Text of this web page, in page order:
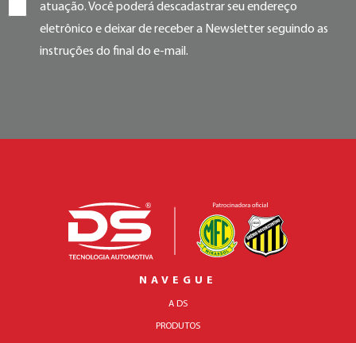
atuação. Você poderá descadastrar seu endereço
eletrônico e deixar de receber a Newsletter seguindo as
instruções do final do e-mail.
NAVEGUE
A DS
PRODUTOS